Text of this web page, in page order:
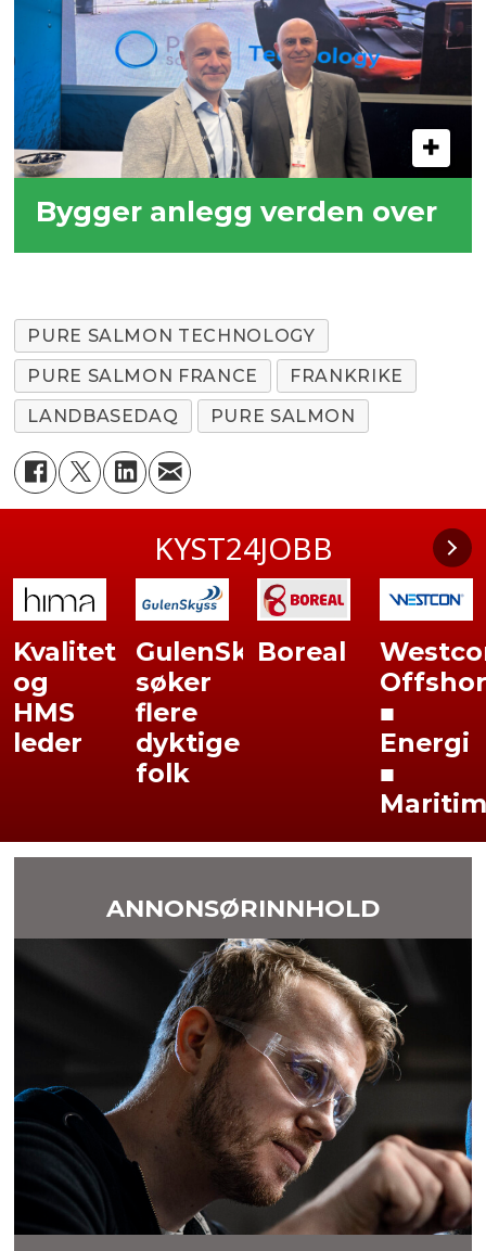
Bygger anlegg verden over
PURE SALMON TECHNOLOGY
PURE SALMON FRANCE
FRANKRIKE
LANDBASEDAQ
PURE SALMON
KYST24JOBB
Kvalitet
og
HMS
leder
GulenSkyss
søker
flere
dyktige
folk
Boreal
■
Energi
■
Maritim
ANNONSØRINNHOLD